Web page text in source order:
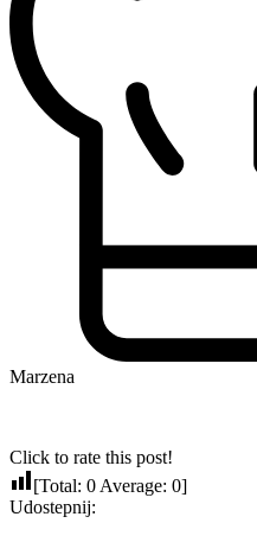
Marzena
Click to rate this post!
[Total: 0 Average: 0]
Udostepnij: